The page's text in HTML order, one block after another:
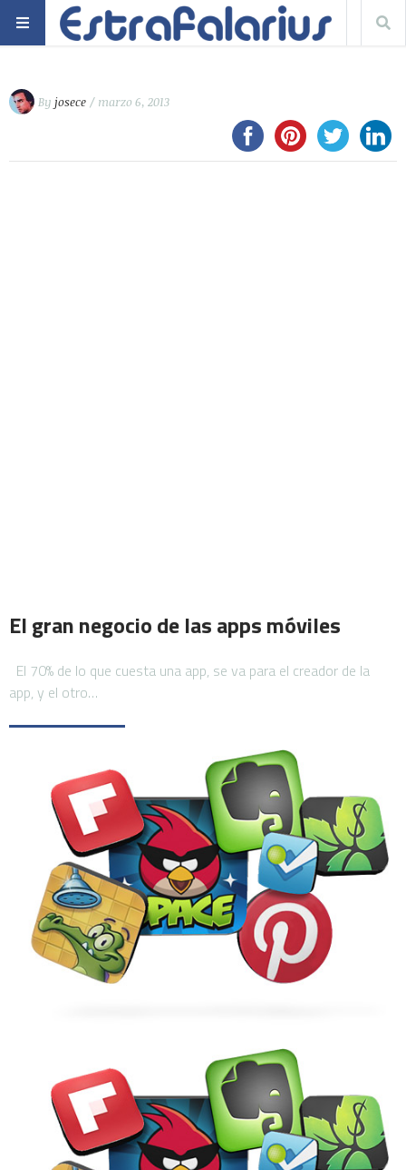
By josece / marzo 6, 2013
El gran negocio de las apps móviles
El 70% de lo que cuesta una app, se va para el creador de la
app, y el otro…